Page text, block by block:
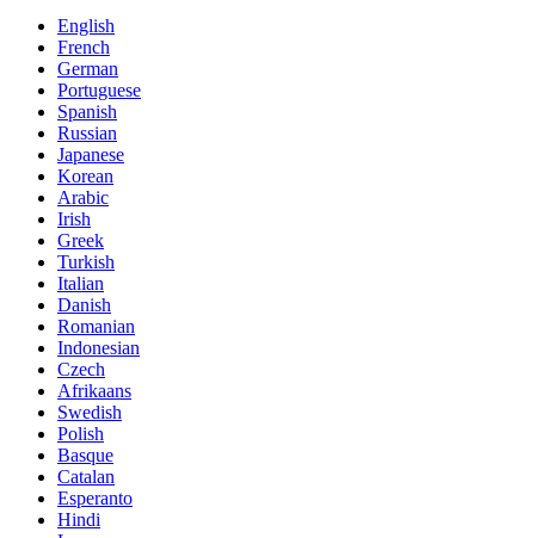
English
French
German
Portuguese
Spanish
Russian
Japanese
Korean
Arabic
Irish
Greek
Turkish
Italian
Danish
Romanian
Indonesian
Czech
Afrikaans
Swedish
Polish
Basque
Catalan
Esperanto
Hindi